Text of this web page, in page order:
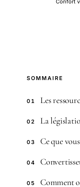
Confort
SOMMAIRE
01 Les
02 La
03 Ce que
04
05 Comment